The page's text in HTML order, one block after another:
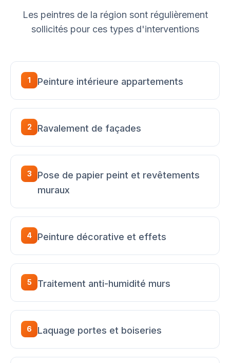
Les peintres de la région sont régulièrement
sollicités pour ces types d'interventions
1 Peinture intérieure appartements
2 Ravalement de façades
3
Pose de papier peint et revêtements
muraux
4 Peinture décorative et effets
5 Traitement anti-humidité murs
6 Laquage portes et boiseries